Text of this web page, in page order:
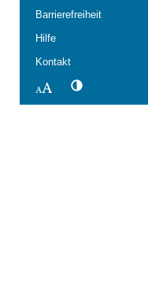
Barrierefreiheit
Hilfe
Kontakt
Schriftgröße